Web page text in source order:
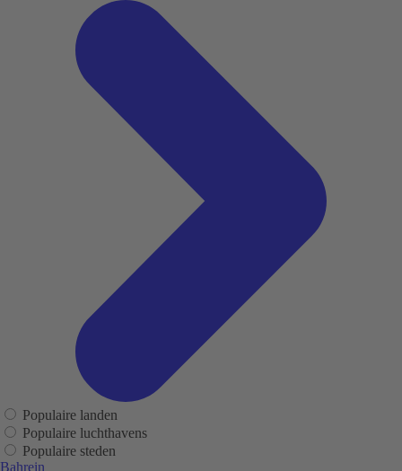
Populaire landen
Populaire luchthavens
Populaire steden
Bahrein